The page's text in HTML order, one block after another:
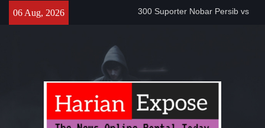
06 Aug, 2026
Proyek Jalan Batubantar –
Lewat Program PWD 2026
300 Suporter Nobar Persib vs
Persija di Pamarayan, Polisi
Apresiasi Kedewasaan
Bobotoh dan Jack Mania —